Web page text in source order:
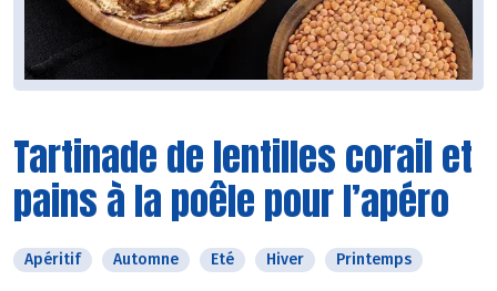
Tartinade de lentilles corail et
pains à la poêle pour l’apéro
Apéritif Automne Eté Hiver Printemps